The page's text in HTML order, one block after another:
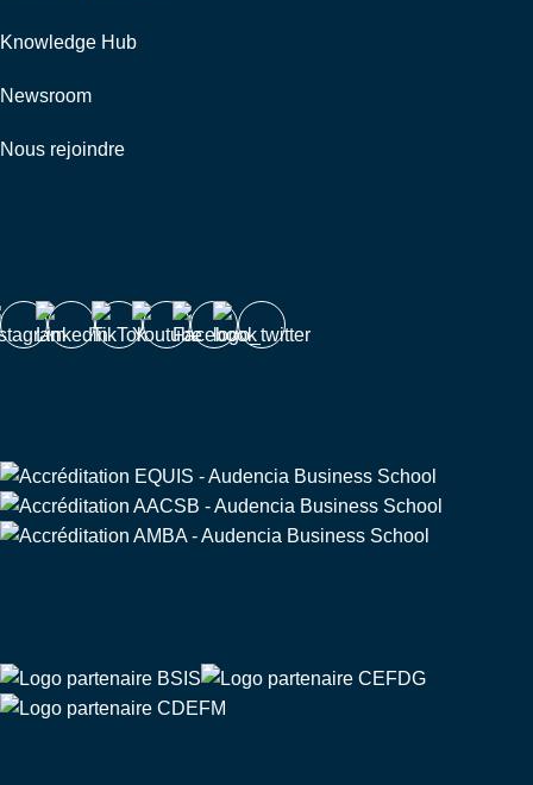
Knowledge Hub
Newsroom
Nous rejoindre